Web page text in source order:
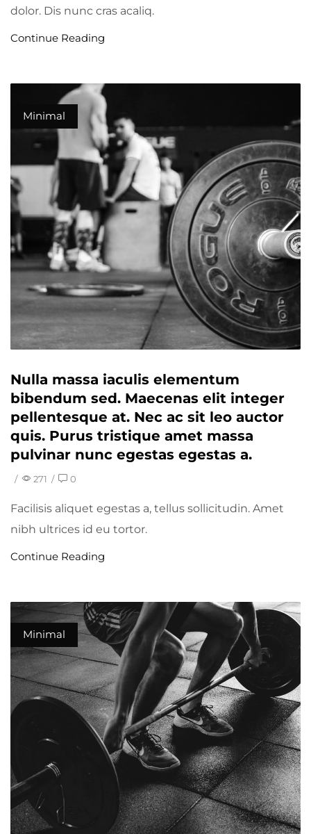
dolor. Dis nunc cras acaliq.
Continue Reading
Minimal
Nulla massa iaculis elementum
bibendum sed. Maecenas elit integer
pellentesque at. Nec ac sit leo auctor
quis. Purus tristique amet massa
pulvinar nunc egestas egestas a.
/ 271 / 0
Facilisis aliquet egestas a, tellus sollicitudin. Amet
nibh ultrices id eu tortor.
Continue Reading
Minimal